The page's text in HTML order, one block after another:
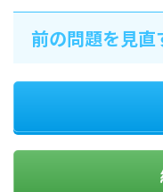
前の問題を見直